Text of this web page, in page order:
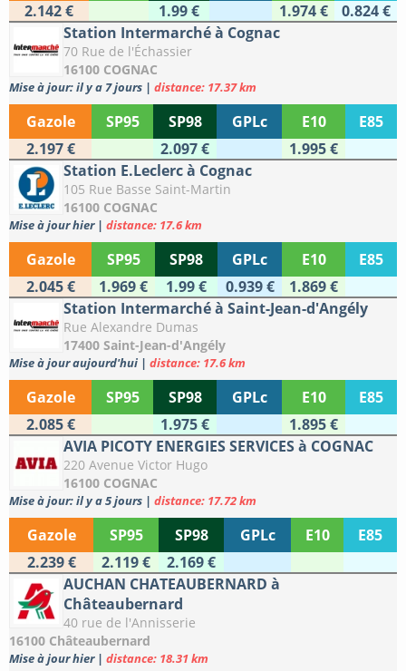
2.142 €
1.99 € 1.974 €
0.824 €
Station Intermarché à Cognac
70 Rue de l'Échassier
16100 COGNAC
Mise à jour: il y a 7 jours | distance: 17.37 km
Gazole SP95 SP98 GPLc E10
E85
2.197 €
2.097 €
1.995 €
Station E.Leclerc à Cognac
105 Rue Basse Saint-Martin
16100 COGNAC
Mise à jour hier | distance: 17.6 km
Gazole SP95 SP98 GPLc E10
E85
2.045 €
1.969 € 1.99 € 0.939 €
1.869 €
Station Intermarché à Saint-Jean-d'Angély
Rue Alexandre Dumas
17400 Saint-Jean-d'Angély
Mise à jour aujourd'hui | distance: 17.6 km
Gazole SP95 SP98 GPLc E10
E85
2.085 €
1.975 €
1.895 €
AVIA PICOTY ENERGIES SERVICES à COGNAC
220 Avenue Victor Hugo
16100 COGNAC
Mise à jour: il y a 5 jours | distance: 17.72 km
Gazole SP95 SP98 GPLc E10
E85
2.239 €
2.119 €
2.169 €
AUCHAN CHATEAUBERNARD à
Châteaubernard
40 rue de l'Annisserie
16100 Châteaubernard
Mise à jour hier | distance: 18.31 km